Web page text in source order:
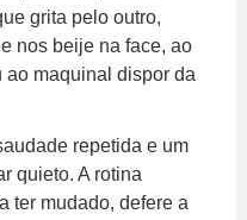
grita pelo outro,
nos beije na face, ao
maquinal dispor da
repetida e um
quieto. A rotina
ter mudado, defere a